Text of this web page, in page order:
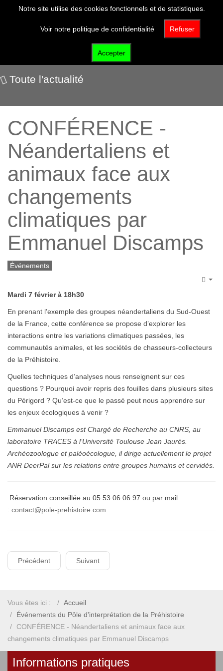
Nos événements
Toute l'actualité
CONFÉRENCE -
Néandertaliens et
animaux face aux
changements
climatiques par
Emmanuel Discamps
Événements
Mardi 7 février à 18h30
En prenant l’exemple des groupes néandertaliens du Sud-Ouest
de la France, cette conférence se propose d’explorer les
interactions entre les variations climatiques passées, les
communautés animales, et les sociétés de chasseurs-collecteurs
de la Préhistoire.
Quelles techniques d’analyses nous renseignent sur ces
questions ? Pourquoi avoir repris des fouilles dans plusieurs sites
du Périgord ? Qu’est-ce que le passé peut nous apprendre sur
les enjeux écologiques à venir ?
Emmanuel Discamps est Chargé de Recherche au CNRS, au
laboratoire TRACES à l’Université Toulouse Jean Jaurès.
Archéozoologue et paléoécologue, il dirige actuellement le projet
ANR DeerPal sur les relations entre groupes humains et cervidés.
Réservation conseillée au 05 53 06 06 97 ou par mail
: contact@pole-prehistoire.com
Précédent Suivant
Vous êtes ici :
Accueil
Événements du Pôle d'interprétation de la Préhistoire
CONFÉRENCE - Néandertaliens et animaux face aux
changements climatiques par Emmanuel Discamps
Informations pratiques
Notre site utilise des cookies fonctionnels et de statistiques.
Voir notre politique de confidentialité Refuser
Accepter